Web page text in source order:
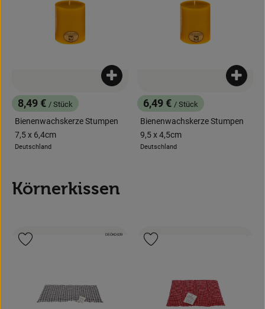
, Preis:
8,49 € / Stück
Bienenwachskerze Stumpen
7,5 x 6,4cm
, Herkunft:
Deutschland
Produkt zum Warenkorb hinzufügen
, Preis:
6,49 € / Stück
Bienenwachskerze Stumpen
9,5 x 4,5cm
, Herkunft:
Deutschland
Körnerkissen
, Verband:
, Kontrollstelle:
DE-ÖKO-039 ,
.